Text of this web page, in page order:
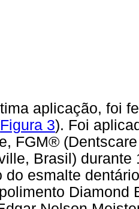
aplicação, foi
Figura 3). Foi
FGM®
Brasil) durante
do esmalte
Diamond